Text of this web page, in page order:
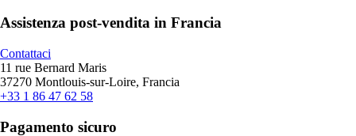
Assistenza post-vendita in Francia
Contattaci
11 rue Bernard Maris
37270 Montlouis-sur-Loire, Francia
+33 1 86 47 62 58
Pagamento sicuro